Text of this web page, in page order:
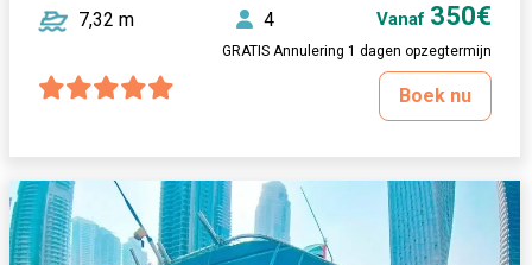
7,32 m 4 Vanaf 350€
GRATIS Annulering 1 dagen opzegtermijn
Boek nu